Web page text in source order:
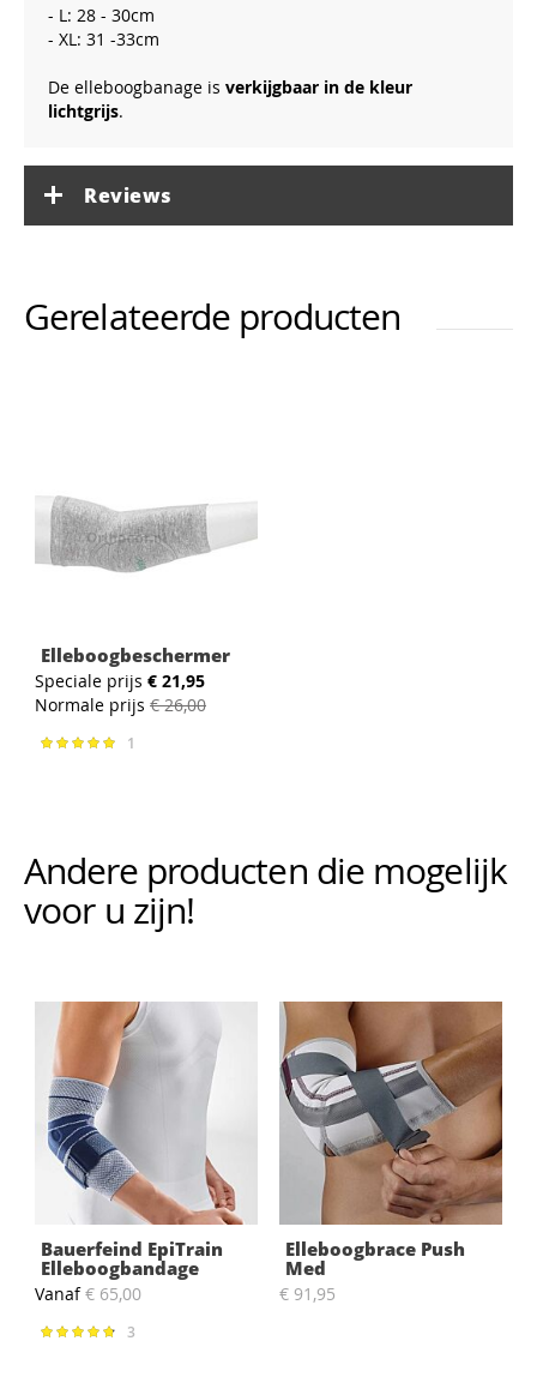
- L: 28 - 30cm
- XL: 31 -33cm
De elleboogbanage is verkijgbaar in de kleur
lichtgrijs.
Reviews
Gerelateerde producten
Elleboogbeschermer
Speciale prijs € 21,95
Normale prijs € 26,00
Waardering:1
Andere producten die mogelijk
voor u zijn!
Bauerfeind EpiTrain
Elleboogbandage
Vanaf € 65,00
Waardering:
3
Elleboogbrace Push
Med
€ 91,95